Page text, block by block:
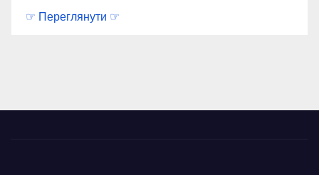
☞ Переглянути ☞